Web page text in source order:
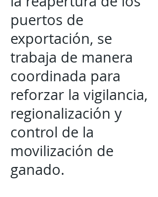
puertos de
exportación, se
trabaja de manera
coordinada para
reforzar la vigilancia,
regionalización y
control de la
movilización de
ganado.